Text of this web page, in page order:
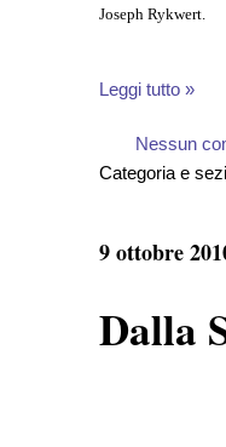
Joseph Rykwert.
Leggi tutto »
Nessun
Categoria e
9 ottobre
Dalla